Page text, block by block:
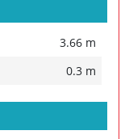
3.66 m
0.3 m